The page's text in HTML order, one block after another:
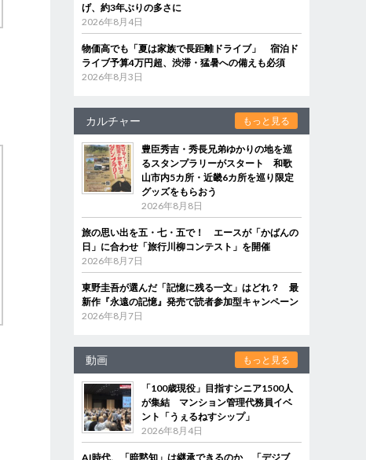
げ、約3年ぶりの多さに
2026年8月4日
物価高でも「夏は家族で長距離ドライブ」 宿泊ド
ライブ予算4万円超、渋滞・猛暑への備えも必須
2026年8月3日
カルチャー もっと見る
豊臣秀吉・秀長兄弟ゆかりの地を巡
るスタンプラリーがスタート 和歌
山市内5カ所・近畿6カ所を巡り限定
グッズをもらおう
2026年8月8日
旅の思い出を五・七・五で！ エースが「かばんの
日」に合わせ「旅行川柳コンテスト」を開催
2026年8月7日
東野圭吾が選んだ「記憶に残る一文」はどれ？ 最
新作『永遠の記憶』発売で読者参加型キャンペーン
2026年8月7日
動画 もっと見る
「100歳現役」目指すシニア1500人
が集結 マンション管理代務員イベ
ント「うぇるねすシップ」
2026年8月4日
AI時代、「暗黙知」は継承できるのか 「デジブ